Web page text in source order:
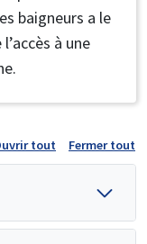
baigneurs a le
à une
tout Fermer tout